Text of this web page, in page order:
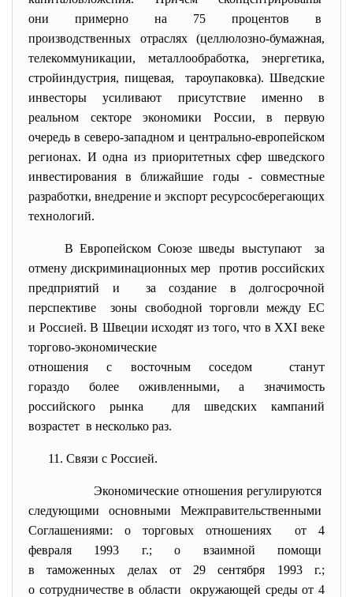
они примерно на 75 процентов в
производственных отраслях (целлюлозно-бумажная,
телекоммуникации, металлообработка, энергетика,
стройиндустрия, пищевая, тароупаковка). Шведские
инвесторы усиливают присутствие именно в
реальном секторе экономики России, в первую
очередь в северо-западном и центрально-европейском
регионах. И одна из приоритетных сфер шведского
инвестирования в ближайшие годы - совместные
разработки, внедрение и экспорт ресурсосберегающих
технологий.
В Европейском Союзе шведы выступают за
отмену дискриминационных мер против российских
предприятий и за создание в долгосрочной
перспективе зоны свободной торговли между ЕС
и Россией. В Швеции исходят из того, что в XXI веке
торгово-экономические
отношения с восточным соседом станут
гораздо более оживленными, а значимость
российского рынка для шведских кампаний
возрастет в несколько раз.
11. Связи с Россией.
Экономические отношениярегулируются
следующими основными Межправительственными
Соглашениями: о торговых отношениях от 4
февраля 1993 г.; о взаимной помощи
в таможенных делах от 29 сентября 1993 г.;
о сотрудничестве в области окружающей среды от 4